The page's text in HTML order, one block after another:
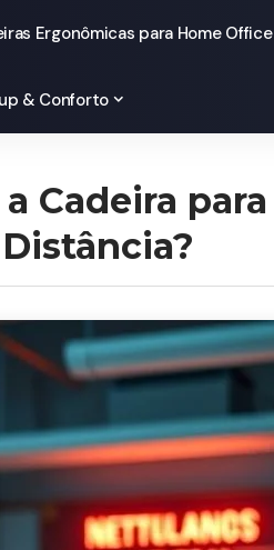
Ergonômicas para Home Office
& Conforto
Cadeira para